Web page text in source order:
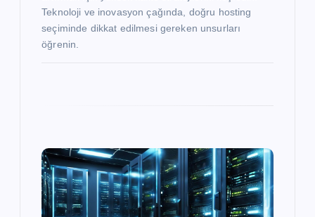
Teknoloji ve inovasyon çağında, doğru hosting
seçiminde dikkat edilmesi gereken unsurları
öğrenin.